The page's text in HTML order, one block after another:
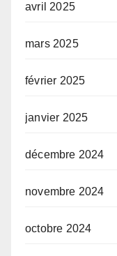
avril 2025
mars 2025
février 2025
janvier 2025
décembre 2024
novembre 2024
octobre 2024